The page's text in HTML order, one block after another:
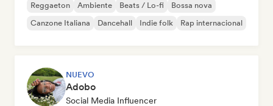
Reggaeton Ambiente Beats / Lo-fi
Bossa nova
Canzone Italiana
Dancehall Indie folk Rap internacional
NUEVO
Adobo
Social Media Influencer